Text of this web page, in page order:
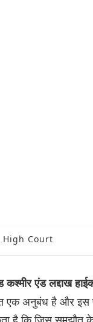
High Court
कश्मीर एंड लद्दाख
एक अनुबंध है और इस